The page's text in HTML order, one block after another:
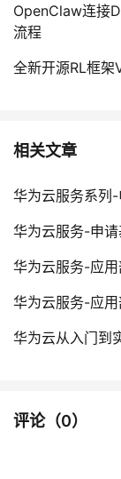
OpenClaw连接
流程
全新开源RL框
相关文章
华为云服务系列-
华为云服务-申请
华为云服务-应用
华为云服务-应用
华为云从入门到
评论（0）